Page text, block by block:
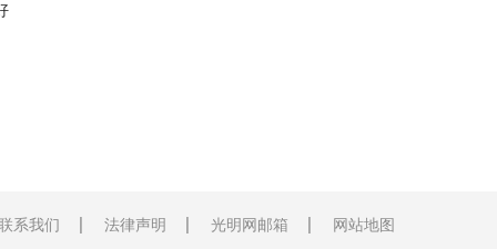
系我们 法律声明 光明网邮箱 网站地图